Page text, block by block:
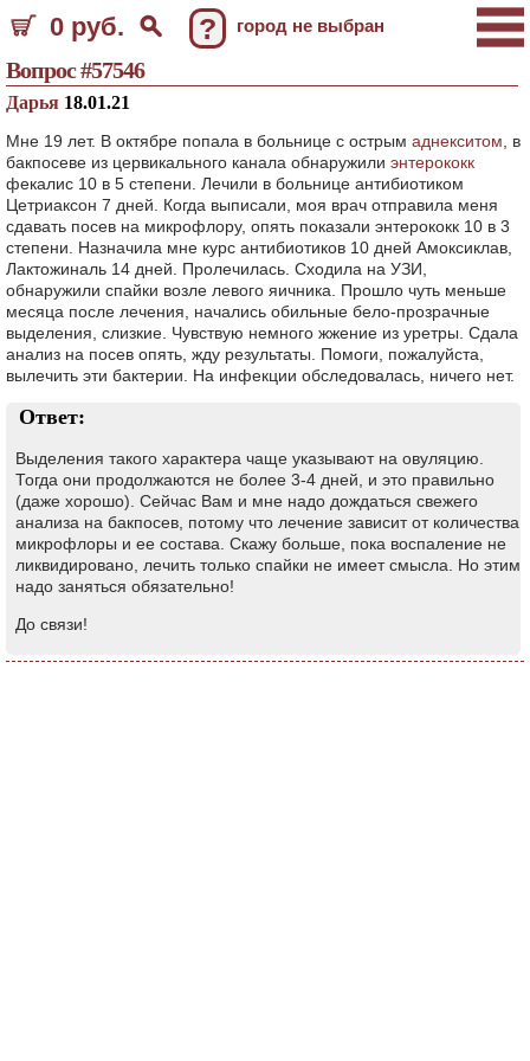
0 руб. ? город не выбран
Вопрос #57546
Дарья 18.01.21
Мне 19 лет. В октябре попала в больнице с острым аднекситом , в
бакпосеве из цервикального канала обнаружили энтерококк
фекалис 10 в 5 степени. Лечили в больнице антибиотиком
Цетриаксон 7 дней. Когда выписали, моя врач отправила меня
сдавать посев на микрофлору, опять показали энтерококк 10 в 3
степени. Назначила мне курс антибиотиков 10 дней Амоксиклав,
Лактожиналь 14 дней. Пролечилась. Сходила на УЗИ,
обнаружили спайки возле левого яичника. Прошло чуть меньше
месяца после лечения, начались обильные бело-прозрачные
выделения, слизкие. Чувствую немного жжение из уретры. Сдала
анализ на посев опять, жду результаты. Помоги, пожалуйста,
вылечить эти бактерии. На инфекции обследовалась, ничего нет.
Ответ:
Выделения такого характера чаще указывают на овуляцию.
Тогда они продолжаются не более 3-4 дней, и это правильно
(даже хорошо). Сейчас Вам и мне надо дождаться свежего
анализа на бакпосев, потому что лечение зависит от количества
микрофлоры и ее состава. Скажу больше, пока воспаление не
ликвидировано, лечить только спайки не имеет смысла. Но этим
надо заняться обязательно!
До связи!